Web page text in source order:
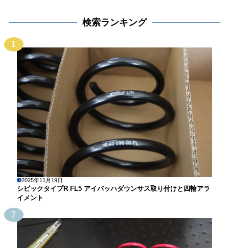
検索ランキング
1
2025年11月19日
シビックタイプR FL5 アイバッハダウンサス取り付けと四輪アラ
イメント
2